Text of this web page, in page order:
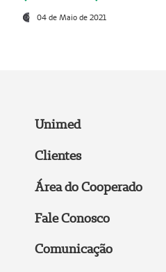
04 de Maio de 2021
Unimed
Clientes
Área do Cooperado
Fale Conosco
Comunicação